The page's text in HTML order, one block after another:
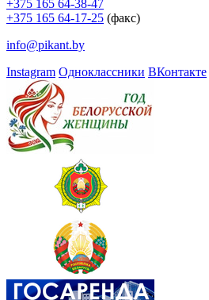
+375 165 64-38-47
+375 165 64-17-25 (факс)
info@pikant.by
Instagram Одноклассники ВКонтакте